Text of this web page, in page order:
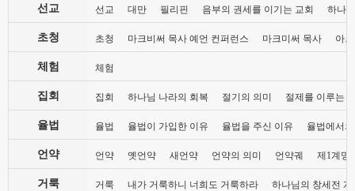
선교 선교 대만 필리핀 음부의 권세를 이기는 교회 하나
초청 초청 마크비써 목사 예언 컨퍼런스 마크미써 목사 아
체험 체험
집회 집회 하나님 나라의 회복 절기의 의미 절제를 이루는
율법 율법 율법이 가입한 이유 율법을 주신 이유 율법에서
언약 언약 옛언약 새언약 언약의 의미 언약궤 제1계명
거룩 거룩 내가 거룩하니 너희도 거룩하라 하나님의 창세전 계